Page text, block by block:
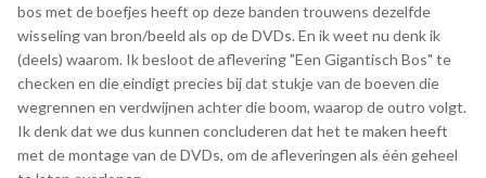
bos met de boefjes heeft op deze banden trouwens dezelfde
wisseling van bron/beeld als op de DVDs. En ik weet nu denk ik
(deels) waarom. Ik besloot de aflevering "Een Gigantisch Bos" te
checken en die eindigt precies bij dat stukje van de boeven die
wegrennen en verdwijnen achter die boom, waarop de outro volgt.
Ik denk dat we dus kunnen concluderen dat het te maken heeft
met de montage van de DVDs, om de afleveringen als één geheel